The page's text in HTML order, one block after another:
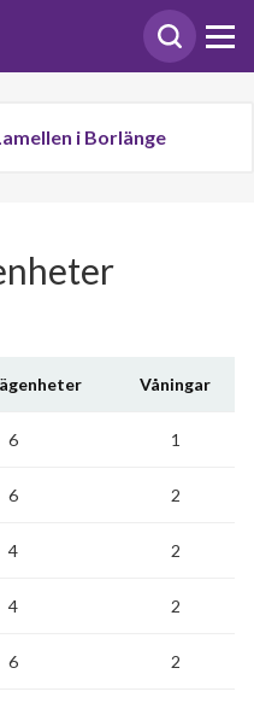
i Borlänge
Våningar
6 1
6 2
4 2
4 2
6 2